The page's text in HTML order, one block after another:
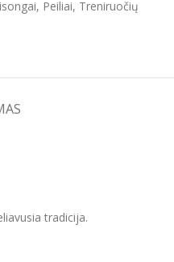
, Peiliai, Treniruočių
tradicija.